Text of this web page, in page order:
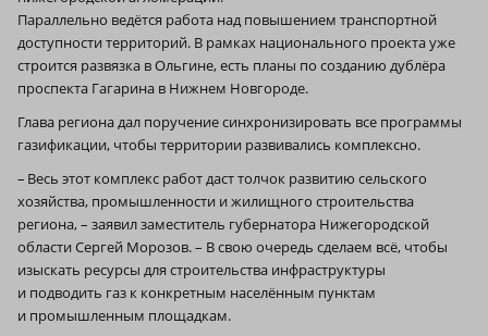
Параллельно ведётся работа над повышением транспортной
доступности территорий. В рамках национального проекта уже
строится развязка в Ольгине, есть планы по созданию дублёра
проспекта Гагарина в Нижнем Новгороде.
Глава региона дал поручение синхронизировать все программы
газификации, чтобы территории развивались комплексно.
– Весь этот комплекс работ даст толчок развитию сельского
хозяйства, промышленности и жилищного строительства
региона, – заявил заместитель губернатора Нижегородской
области Сергей Морозов. – В свою очередь сделаем всё, чтобы
изыскать ресурсы для строительства инфраструктуры
и подводить газ к конкретным населённым пунктам
и промышленным площадкам.